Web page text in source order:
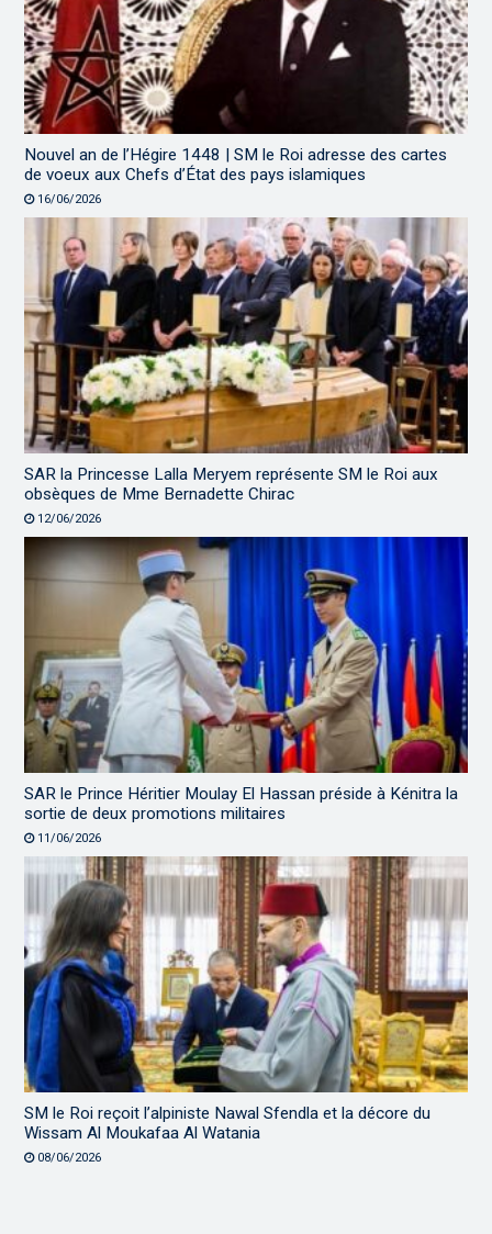
Nouvel an de l’Hégire 1448 | SM le Roi adresse des cartes
de voeux aux Chefs d’État des pays islamiques
16/06/2026
SAR la Princesse Lalla Meryem représente SM le Roi aux
obsèques de Mme Bernadette Chirac
12/06/2026
SAR le Prince Héritier Moulay El Hassan préside à Kénitra la
sortie de deux promotions militaires
11/06/2026
SM le Roi reçoit l’alpiniste Nawal Sfendla et la décore du
Wissam Al Moukafaa Al Watania
08/06/2026